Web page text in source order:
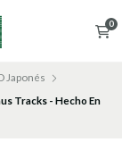
0
Japonés
Tracks - Hecho En